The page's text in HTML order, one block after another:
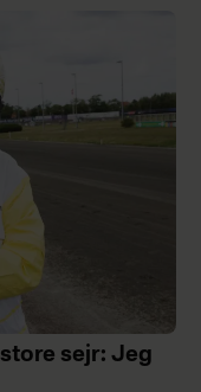
sejr: Jeg